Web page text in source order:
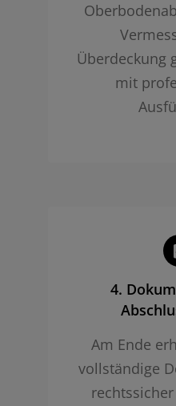
Überdeckung
mit
4.
Am Ende
vollständige